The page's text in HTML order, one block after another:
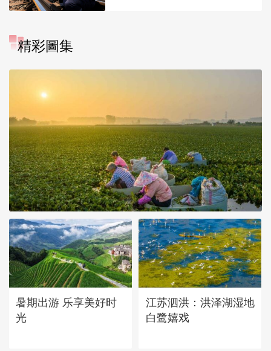
精彩圖集
立秋近 采菱忙
暑期出游 乐享美好时
光
江苏泗洪：洪泽湖湿地
白鹭嬉戏